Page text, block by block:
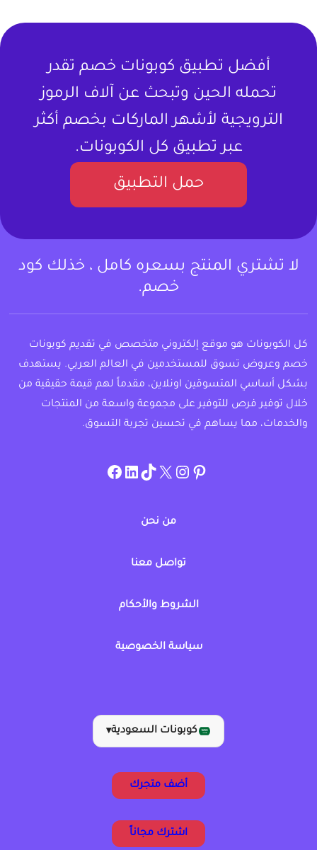
أفضل تطبيق كوبونات خصم تقدر
تحمله الحين وتبحث عن آلاف الرموز
الترويجية لأشهر الماركات بخصم أكثر
عبر تطبيق كل الكوبونات.
حمل التطبيق
لا تشتري المنتج بسعره كامل ، خذلك كود
خصم.
كل الكوبونات هو موقع إلكتروني متخصص في تقديم كوبونات
خصم وعروض تسوق للمستخدمين في العالم العربي. يستهدف
بشكل أساسي المتسوقين اونلاين، مقدماً لهم قيمة حقيقية من
خلال توفير فرص للتوفير على مجموعة واسعة من المنتجات
والخدمات، مما يساهم في تحسين تجربة التسوق.
pinterest
allcouponat
twitter
TikTok
linkedin
facebook
من نحن
تواصل معنا
الشروط والأحكام
سياسة الخصوصية
كوبونات السعودية▾
أضف متجرك
اشترك مجاناً